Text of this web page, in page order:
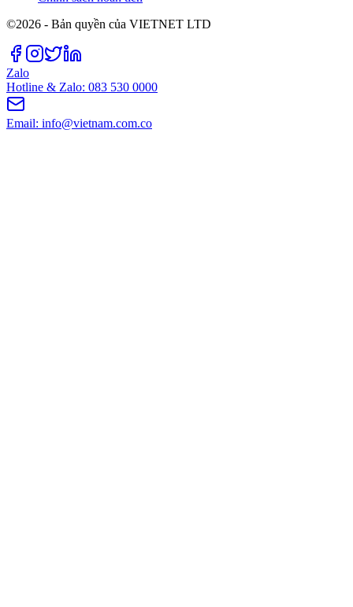
©2026 - Bản quyền của VIETNET LTD
Zalo
Hotline & Zalo: 083 530 0000
Email: info@vietnam.com.co